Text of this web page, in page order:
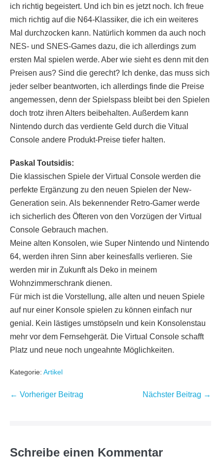
ich richtig begeistert. Und ich bin es jetzt noch. Ich freue
mich richtig auf die N64-Klassiker, die ich ein weiteres
Mal durchzocken kann. Natürlich kommen da auch noch
NES- und SNES-Games dazu, die ich allerdings zum
ersten Mal spielen werde. Aber wie sieht es denn mit den
Preisen aus? Sind die gerecht? Ich denke, das muss sich
jeder selber beantworten, ich allerdings finde die Preise
angemessen, denn der Spielspass bleibt bei den Spielen
doch trotz ihren Alters beibehalten. Außerdem kann
Nintendo durch das verdiente Geld durch die Vitual
Console andere Produkt-Preise tiefer halten.
Paskal Toutsidis:
Die klassischen Spiele der Virtual Console werden die
perfekte Ergänzung zu den neuen Spielen der New-
Generation sein. Als bekennender Retro-Gamer werde
ich sicherlich des Öfteren von den Vorzügen der Virtual
Console Gebrauch machen.
Meine alten Konsolen, wie Super Nintendo und Nintendo
64, werden ihren Sinn aber keinesfalls verlieren. Sie
werden mir in Zukunft als Deko in meinem
Wohnzimmerschrank dienen.
Für mich ist die Vorstellung, alle alten und neuen Spiele
auf nur einer Konsole spielen zu können einfach nur
genial. Kein lästiges umstöpseln und kein Konsolenstau
mehr vor dem Fernsehgerät. Die Virtual Console schafft
Platz und neue noch ungeahnte Möglichkeiten.
Kategorie: Artikel
Beitragsnavigation
← Vorheriger Beitrag Nächster Beitrag →
Schreibe einen Kommentar